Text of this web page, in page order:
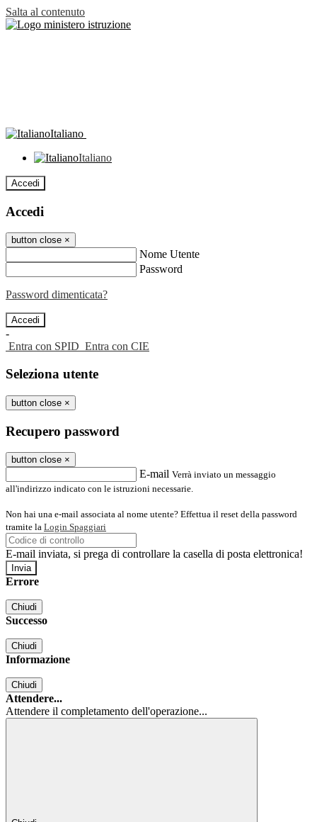
Salta al contenuto
Italiano
Italiano
Accedi
Accedi
button close ×
Nome Utente
Password
Password dimenticata?
-
Entra con SPID Entra con CIE
Seleziona utente
button close ×
Recupero password
button close ×
E-mail Verrà inviato un messaggio
all'indirizzo indicato con le istruzioni necessarie.
Non hai una e-mail associata al nome utente? Effettua il reset della password
tramite la Login Spaggiari
E-mail inviata, si prega di controllare la casella di posta elettronica!
Errore
Chiudi
Successo
Chiudi
Informazione
Chiudi
Attendere...
Attendere il completamento dell'operazione...